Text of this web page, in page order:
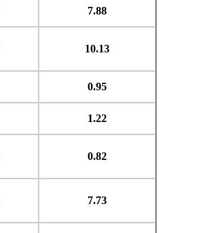
7.88
10.13
0.95
1.22
0.82
7.73